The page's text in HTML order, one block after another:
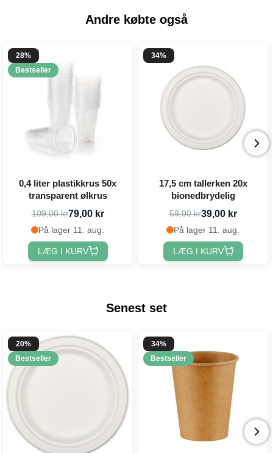
Andre købte også
28%
Bestseller
0,4 liter plastikkrus 50x
transparent ølkrus
109,00 kr79,00 kr
På lager 11. aug.
LÆG I KURV
34%
17,5 cm tallerken 20x
bionedbrydelig
59,00 kr39,00 kr
På lager 11. aug.
LÆG I KURV
Senest set
20%
Bestseller
34%
Bestseller